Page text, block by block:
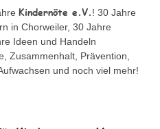
Kindernöte e.V.! 30 Jahre
in Chorweiler, 30 Jahre
Ideen und Handeln
Zusammenhalt, Prävention,
und noch viel mehr!